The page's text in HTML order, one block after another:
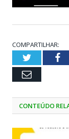
COMPARTILHAR:
Twitter
Email
CONTEÚDO